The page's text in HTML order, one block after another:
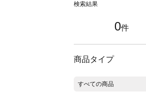
検索結果
0件
商品タイプ
すべての商品